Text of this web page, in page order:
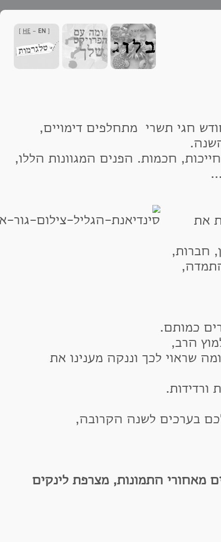
HE
]
תשרי מתחלפים דימויים,
חכמות. הפנים המגוונות הללו,
כמותם.
הרב,
לכך וננקה מענינו את
לשנה הקרובה,
התמונות, מצרפת לינקים